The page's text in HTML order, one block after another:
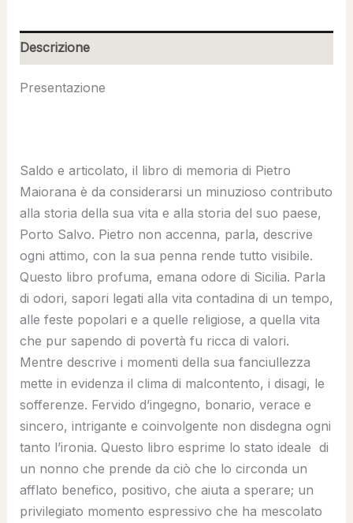
Descrizione
Presentazione
Saldo e articolato, il libro di memoria di Pietro
Maiorana è da considerarsi un minuzioso contributo
alla storia della sua vita e alla storia del suo paese,
Porto Salvo. Pietro non accenna, parla, descrive
ogni attimo, con la sua penna rende tutto visibile.
Questo libro profuma, emana odore di Sicilia. Parla
di odori, sapori legati alla vita contadina di un tempo,
alle feste popolari e a quelle religiose, a quella vita
che pur sapendo di povertà fu ricca di valori.
Mentre descrive i momenti della sua fanciullezza
mette in evidenza il clima di malcontento, i disagi, le
sofferenze. Fervido d’ingegno, bonario, verace e
sincero, intrigante e coinvolgente non disdegna ogni
tanto l’ironia. Questo libro esprime lo stato ideale di
un nonno che prende da ciò che lo circonda un
afflato benefico, positivo, che aiuta a sperare; un
privilegiato momento espressivo che ha mescolato